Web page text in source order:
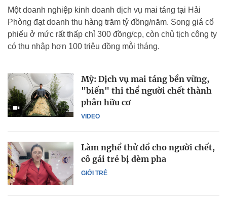
Một doanh nghiệp kinh doanh dịch vụ mai táng tại Hải
Phòng đạt doanh thu hàng trăm tỷ đồng/năm. Song giá cổ
phiếu ở mức rất thấp chỉ 300 đồng/cp, còn chủ tịch công ty
có thu nhập hơn 100 triệu đồng mỗi tháng.
VIDEO
Mỹ: Dịch vụ mai táng bền vững,
"biến" thi thể người chết thành
phân hữu cơ
GIỚI TRẺ
Làm nghề thử đồ cho người chết,
cô gái trẻ bị dèm pha